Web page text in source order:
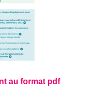
au format pdf